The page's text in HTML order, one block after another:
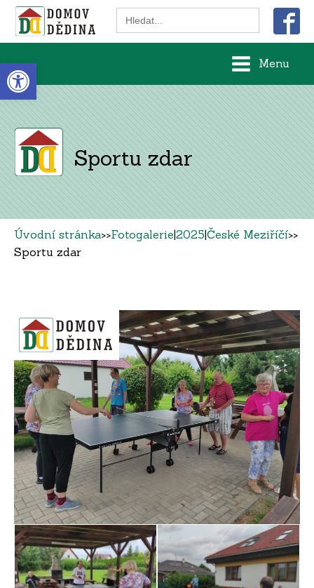
Open toolbar
Search
for:
Menu
Sportu zdar
Úvodní stránka>>Fotogalerie|2025|České Meziříčí>>
Sportu zdar